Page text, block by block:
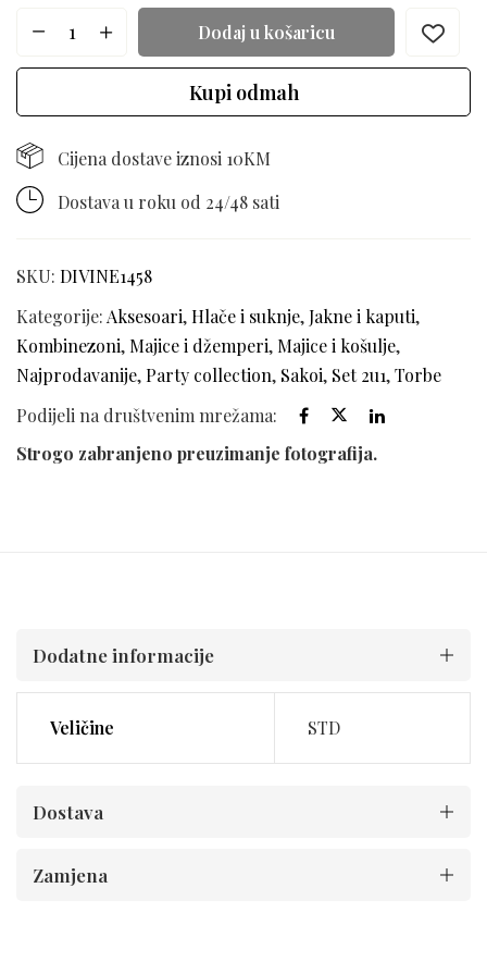
Dodaj u košaricu
Kupi odmah
Cijena dostave iznosi 10KM
Dostava u roku od 24/48 sati
SKU: DIVINE1458
Kategorije: Aksesoari,Hlače i suknje,Jakne i kaputi,
Kombinezoni, Majice i džemperi, Majice i košulje,
Najprodavanije, Party collection, Sakoi, Set 2u1,Torbe
Podijeli na društvenim mrežama:
Strogo zabranjeno preuzimanje fotografija.
Dodatne informacije
Veličine STD
Dostava
Zamjena